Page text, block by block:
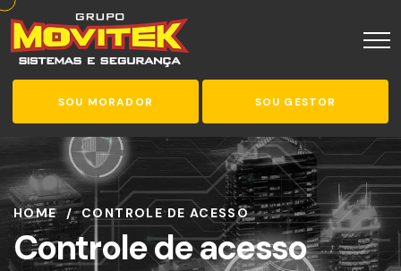
SOU MORADOR SOU GESTOR
HOME CONTROLE DE ACESSO
Controle de acesso